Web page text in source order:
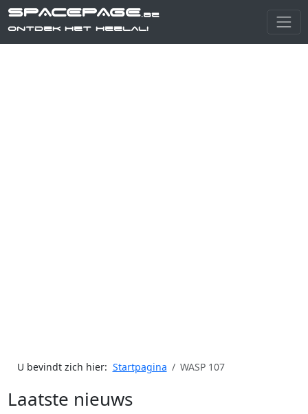
SPACEPAGE.be
Ontdek het heelal!
U bevindt zich hier: Startpagina WASP 107
Laatste nieuws